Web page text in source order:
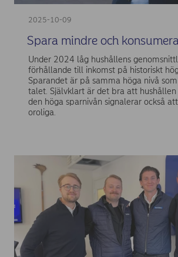
2025-10-09
Spara mindre och
Under 2024 låg hushållens
förhållande till inkomst på historiskt
Sparandet är på samma höga nivå
talet. Självklart är det bra att
den höga sparnivån signalerar också
oroliga.